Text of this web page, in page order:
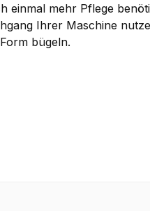
mehr Pflege
Ihrer Maschine
bügeln.